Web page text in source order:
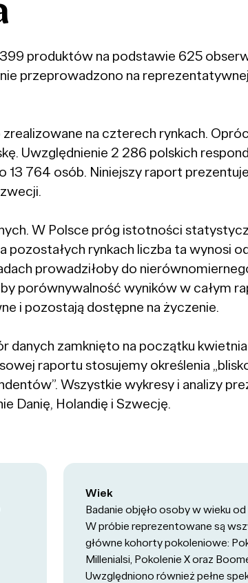
produktów na podstawie 625
przeprowadzono na
na czterech rynkach.
Uwzględnienie 2 286 polskich
13 764 osób. Niniejszy raport
W Polsce próg istotności
pozostałych rynkach liczba ta wynosi od
prowadziłoby do
porównywalność wyników w całym
i pozostają dostępne na życzenie.
danych zamknięto na początku
raportu stosujemy określenia
Wszystkie wykresy i analizy
Danię, Holandię i Szwecję.
Wiek
Badanie objęło osoby w wieku od
W próbie reprezentowane są
główne kohorty pokoleniowe:
Millenialsi, Pokolenie X oraz
Uwzględniono również pełne